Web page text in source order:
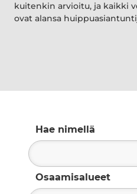
kuitenkin arvioitu, ja kaikki
ovat alansa
Hae nimellä
Osaamisalueet